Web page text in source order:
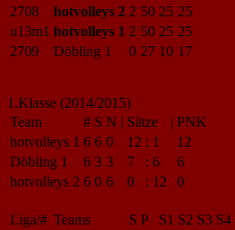
2708
hotvolleys 2 2 50 25 25
u13m1 hotvolleys 1 2 50 25 25
2709
Döbling 1 0 27 10 17
1.Klasse (2014/2015)
Team
# S N | Sätze | PNK
hotvolleys 1 6 6 0 12 : 1
12
Döbling 1
6 3 3 7 : 6
6
hotvolleys 2 6 0 6 0 : 12 0
Liga/# Teams S P S1 S2 S3 S4